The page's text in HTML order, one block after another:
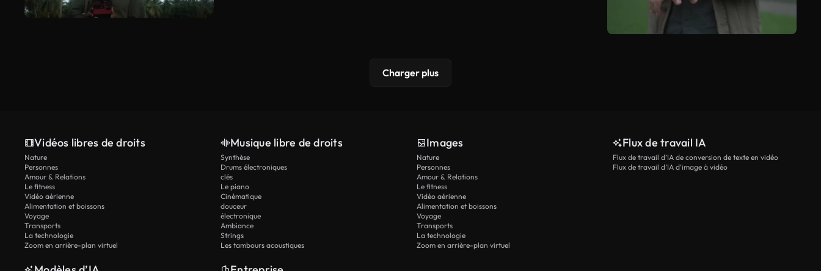
Charger plus
Vidéos libres de droits
Nature
Personnes
Amour & Relations
Le fitness
Vidéo aérienne
Alimentation et boissons
Voyage
Transports
La technologie
Zoom en arrière-plan virtuel
Musique libre de droits
Synthèse
Drums électroniques
clés
Le piano
Cinématique
douceur
électronique
Ambiance
Strings
Les tambours acoustiques
Images
Nature
Personnes
Amour & Relations
Le fitness
Vidéo aérienne
Alimentation et boissons
Voyage
Transports
La technologie
Zoom en arrière-plan virtuel
Flux de travail IA
Flux de travail d’IA de conversion de texte en vidéo
Flux de travail d’IA d’image à vidéo